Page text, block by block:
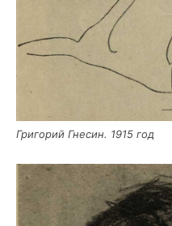
Гри­го­рий Гне­син. 1915 год